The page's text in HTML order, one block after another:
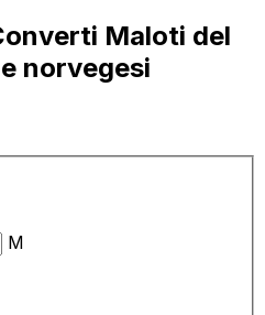
Maloti del
norvegesi
M